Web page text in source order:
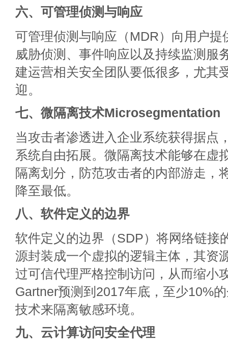
六、可管理侦测与响应
可管理侦测与响应（MDR）向用户提
威胁侦测、事件响应以及持续监测服
建运营相关安全团队要低很多，尤其
迎。
七、微隔离技术Microsegmentation
当攻击者渗透进入企业系统获得据点
系统自由拓展。微隔离技术能够在虚
隔离划分，防范攻击者的内部游走，
降至最低。
八、软件定义的边界
软件定义的边界（SDP）将网络链接
源封装成一个虚拟的逻辑主体，其资
过可信代理严格控制访问，从而缩小
Gartner预测到2017年底，至少10%
技术来隔离敏感环境。
九、云计算访问安全代理